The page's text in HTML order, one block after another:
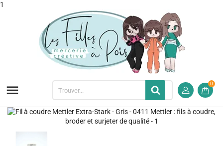
1
 0